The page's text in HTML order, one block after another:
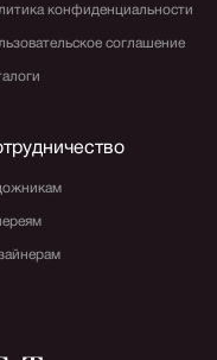
конфиденциальности
соглашение